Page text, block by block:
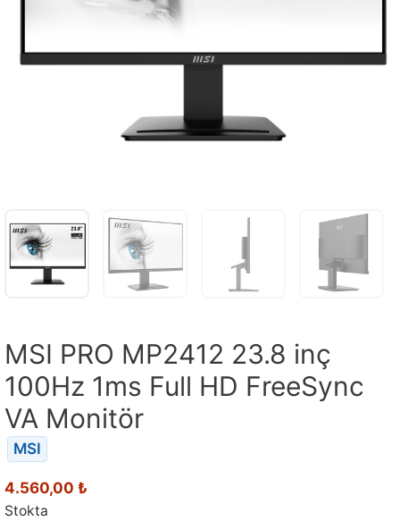
MSI PRO MP2412 23.8 inç
100Hz 1ms Full HD FreeSync
VA Monitör
MSI
4.560,00 ₺
Stokta